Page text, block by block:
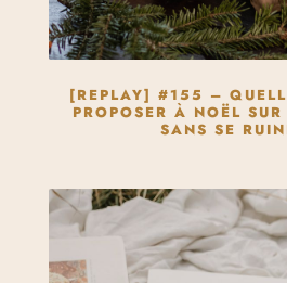
[REPLAY] #155 –
PROPOSER À NOËL
SANS SE